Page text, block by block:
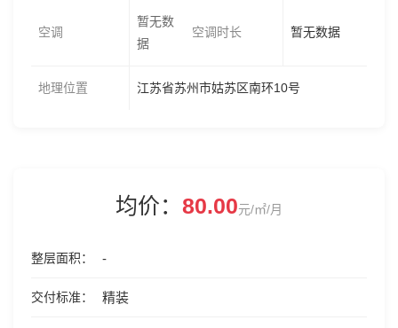
空调
暂无数
据
空调时长 暂无数据
地理位置 江苏省苏州市姑苏区南环10号
均价： 80.00元/㎡/月
整层面积 -
交付标准 精装